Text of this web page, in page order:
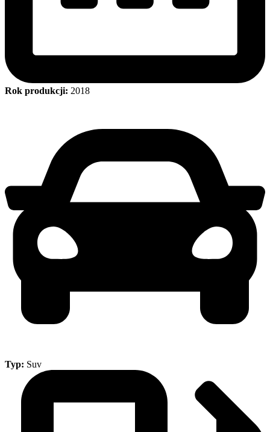
Rok produkcji: 2018
Typ: Suv